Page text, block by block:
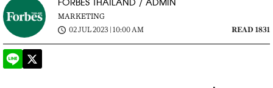
FORBES THAILAND / ADMIN
MARKETING
02 JUL 2023 | 10:00 AM
READ 1831